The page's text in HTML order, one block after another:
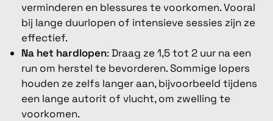
verminderen en blessures te voorkomen. Vooral
bij lange duurlopen of intensieve sessies zijn ze
effectief.
Na het hardlopen: Draag ze 1,5 tot 2 uur na een
run om herstel te bevorderen. Sommige lopers
houden ze zelfs langer aan, bijvoorbeeld tijdens
een lange autorit of vlucht, om zwelling te
voorkomen.